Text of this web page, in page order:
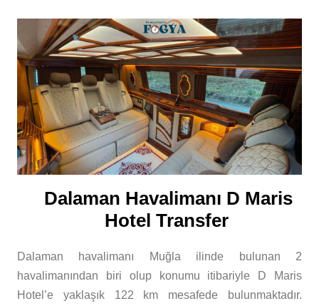
Dalaman Havalimanı D Maris
Hotel Transfer
Dalaman havalimanı Muğla ilinde bulunan 2
havalimanından biri olup konumu itibariyle D Maris
Hotel’e yaklaşık 122 km mesafede bulunmaktadır.